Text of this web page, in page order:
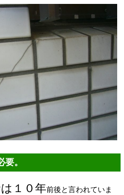
。
１０年前後と言われていま